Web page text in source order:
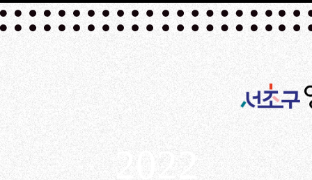
2022